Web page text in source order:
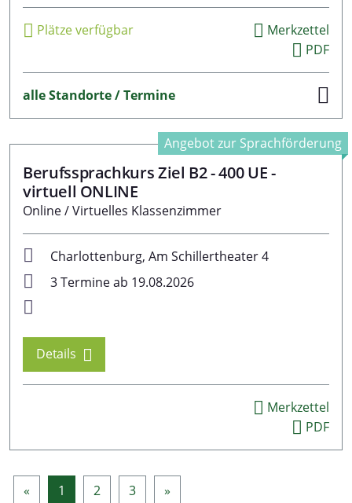
Plätze verfügbar
Merkzettel
PDF
alle Standorte / Termine
Berufssprachkurs Ziel B2 - 400 UE -
virtuell ONLINE
Online / Virtuelles Klassenzimmer
Charlottenburg, Am Schillertheater 4
3 Termine ab 19.08.2026
Details
Merkzettel
PDF
Angebot zur Sprachförderung
« 1 2 3 »